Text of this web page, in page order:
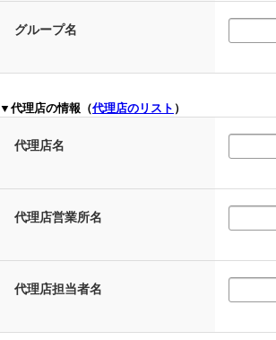
グループ名
▼代理店の情報（代理店のリスト ）
代理店名
代理店営業所名
代理店担当者名